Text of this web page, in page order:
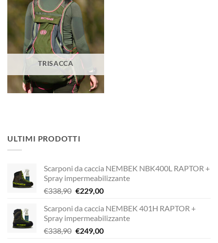
TRISACCA
ULTIMI PRODOTTI
Scarponi da caccia NEMBEK NBK400L RAPTOR +
Spray impermeabilizzante
€338,90 Il
originale
era:
€338,90.
€229,00Il
attuale
è:
€229,00.
Scarponi da caccia NEMBEK 401H RAPTOR +
Spray impermeabilizzante
€338,90 Il
€249,00Il